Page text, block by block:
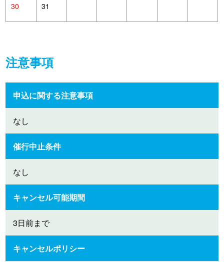
30 31
注意事項
申込に関する注意事項
なし
催行中止条件
なし
キャンセル可能期間
3日前まで
キャンセルポリシー